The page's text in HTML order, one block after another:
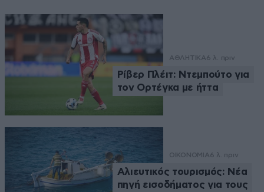
ΑΘΛΗΤΙΚΑ6 λ. πριν
Ρίβερ Πλέιτ: Ντεμπούτο για
τον Ορτέγκα με ήττα
ΟΙΚΟΝΟΜΙΑ6 λ. πριν
Αλιευτικός τουρισμός: Νέα
πηγή εισοδήματος για τους